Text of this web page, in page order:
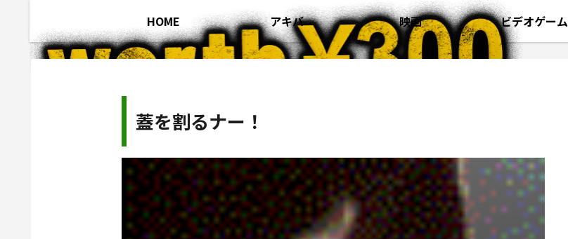
HOME アキバ 映画 ビデオゲーム
蓋を割るナー！